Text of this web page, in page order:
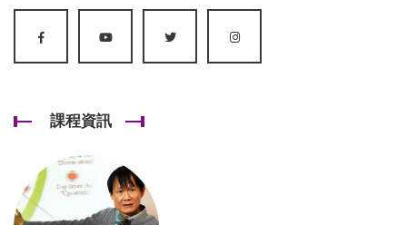
課程資訊